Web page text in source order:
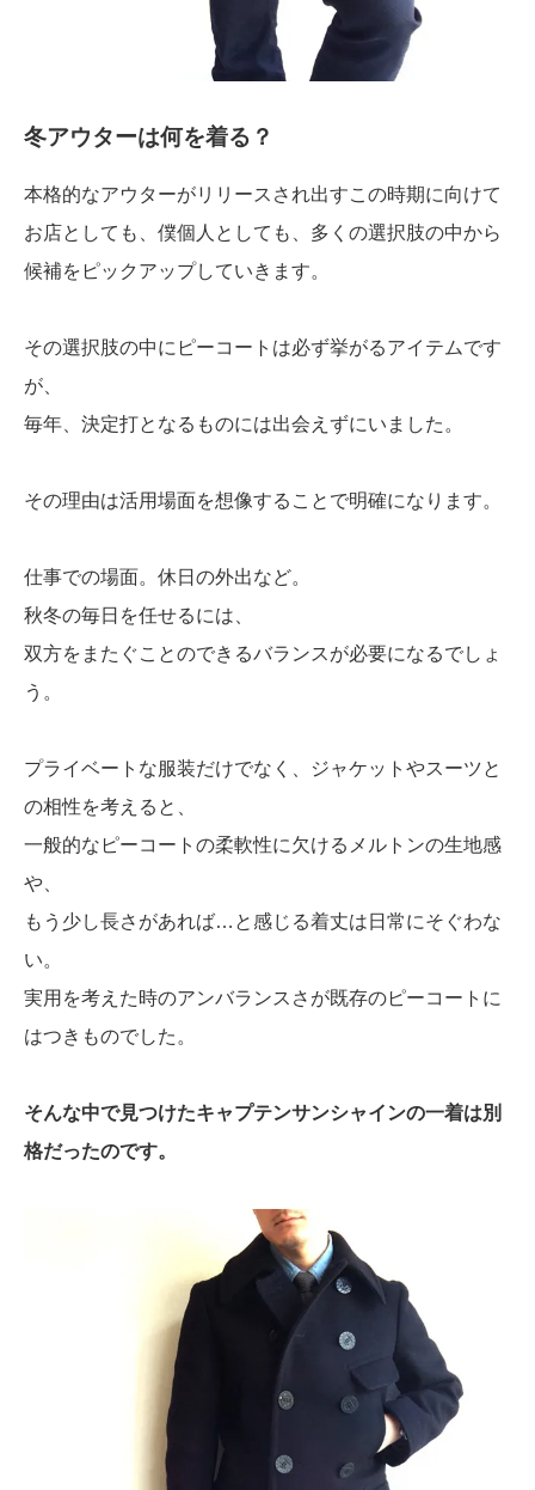
冬アウターは何を着る？
本格的なアウターがリリースされ出すこの時期に向けて
お店としても、僕個人としても、多くの選択肢の中から
候補をピックアップしていきます。
その選択肢の中にピーコートは必ず挙がるアイテムです
が、
毎年、決定打となるものには出会えずにいました。
その理由は活用場面を想像することで明確になります。
仕事での場面。休日の外出など。
秋冬の毎日を任せるには、
双方をまたぐことのできるバランスが必要になるでしょ
う。
プライベートな服装だけでなく、ジャケットやスーツと
の相性を考えると、
一般的なピーコートの柔軟性に欠けるメルトンの生地感
や、
もう少し長さがあれば…と感じる着丈は日常にそぐわな
い。
実用を考えた時のアンバランスさが既存のピーコートに
はつきものでした。
そんな中で見つけたキャプテンサンシャインの一着は別
格だったのです。